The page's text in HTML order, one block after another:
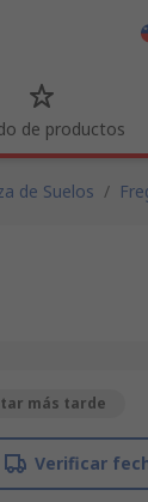
de productos
de Suelos /
más tarde
Verificar